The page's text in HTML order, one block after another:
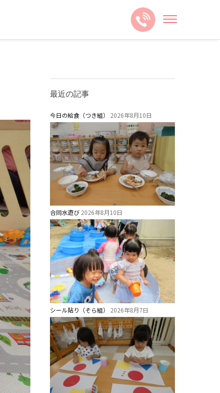
最近の記事
今日の給食（つき組） 2026年8月10日
合同水遊び 2026年8月10日
シール貼り（そら組） 2026年8月7日